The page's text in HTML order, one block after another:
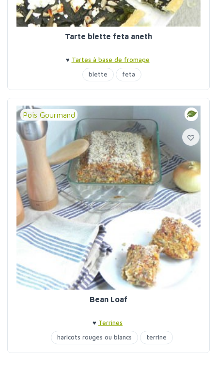
Tarte blette feta aneth
♥ Tartes à base de fromage
blette
feta
Pois Gourmand
Bean Loaf
♥ Terrines
haricots rouges ou blancs
terrine